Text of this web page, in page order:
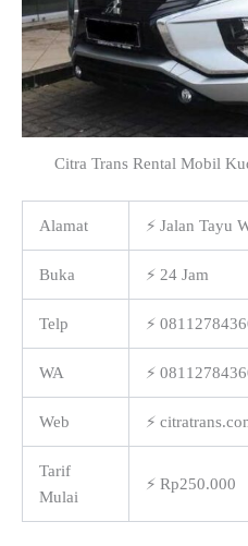
Citra Trans Rental Mobil
Alamat ⚡ Jalan Tayu
Buka ⚡ 24 Jam
Telp ⚡
WA ⚡
Web ⚡
Tarif
Mulai
⚡ Rp250.000